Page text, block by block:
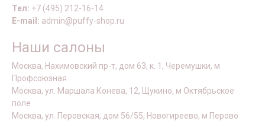
Тел: +7 (495) 212-16-14
E-mail: admin@puffy-shop.ru
Наши салоны
Москва, Нахимовский пр-т, дом 63, к. 1, Черемушки, м
Профсоюзная
Москва, ул. Маршала Конева, 12, Щукино, м Октябрьское
поле
Москва, ул. Перовская, дом 56/55, Новогиреево, м Перово